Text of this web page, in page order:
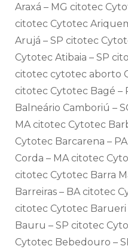
Araxá – MG citotec
citotec Cytotec
Arujá – SP citotec
Cytotec Atibaia – SP
citotec cytotec aborto
citotec Cytotec Bagé –
Balneário Camboriú –
MA citotec Cytotec
Cytotec Barcarena –
Corda – MA citotec
citotec Cytotec Barra
Barreiras – BA citotec
citotec Cytotec
Bauru – SP citotec
Cytotec Bebedouro –